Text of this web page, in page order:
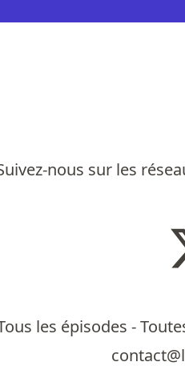
nous sur les
les épisodes -